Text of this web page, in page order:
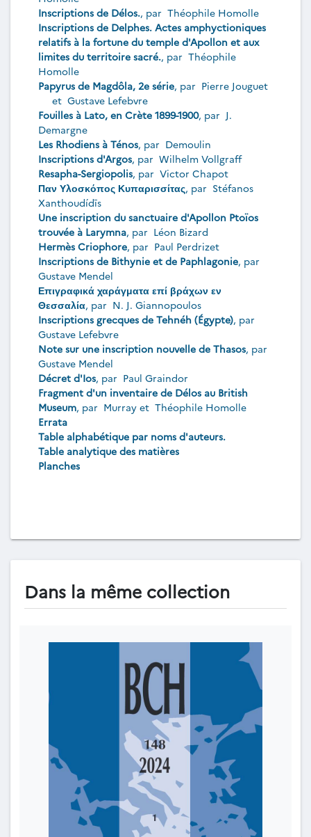
Inscriptions de Délos., par Théophile Homolle
Inscriptions de Delphes. Actes amphyctioniques
relatifs à la fortune du temple d'Apollon et aux
limites du territoire sacré., par Théophile
Homolle
Papyrus de Magdôla, 2e série, par Pierre Jouguet
et Gustave Lefebvre
Fouilles à Lato, en Crète 1899-1900, par J.
Demargne
Les Rhodiens à Ténos, par Demoulin
Inscriptions d'Argos, par Wilhelm Vollgraff
Resapha-Sergiopolis, par Victor Chapot
Παν Υλοσκόπος Κυπαρισσίτας, par Stéfanos
Xanthoudídīs
Une inscription du sanctuaire d'Apollon Ptoïos
trouvée à Larymna, par Léon Bizard
Hermès Criophore, par Paul Perdrizet
Inscriptions de Bithynie et de Paphlagonie, par
Gustave Mendel
Επιγραφικά χαράγματα επί βράχων εν
Θεσσαλία, par N. J. Giannopoulos
Inscriptions grecques de Tehnéh (Égypte), par
Gustave Lefebvre
Note sur une inscription nouvelle de Thasos, par
Gustave Mendel
Décret d'Ios, par Paul Graindor
Fragment d'un inventaire de Délos au British
Museum, par Murray et Théophile Homolle
Errata
Table alphabétique par noms d'auteurs.
Table analytique des matières
Planches
Dans la même collection